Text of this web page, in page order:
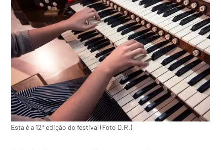
Esta é a 12ª edição do festival (Foto D.R.)